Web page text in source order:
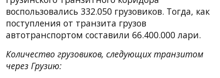
воспользовались 332.050 грузовиков. Тогда, как
поступления от транзита грузов
автотранспортом составили 66.400.000 лари.
Количество грузовиков, следующих транзитом
через Грузию: